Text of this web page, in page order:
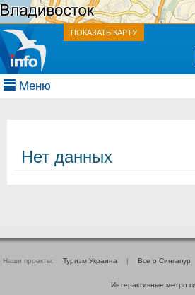
ПОКАЗАТЬ КАРТУ
Меню
Нет данных
Наши проекты: Туризм Украина | Все о Cингапур
Интерактивные метро